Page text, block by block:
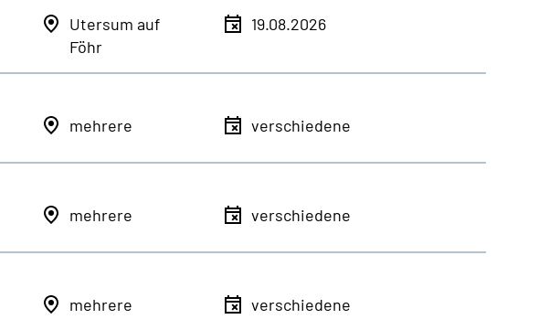
Utersum auf
Föhr
19.08.2026
mehrere verschiedene
mehrere verschiedene
mehrere verschiedene